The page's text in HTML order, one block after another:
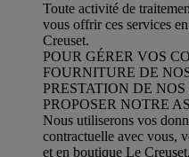
Toute activité de
vous offrir ces services
Creuset.
POUR GÉRER VOS
FOURNITURE DE
PRESTATION DE
PROPOSER NOTRE
Nous utiliserons vos
contractuelle avec vous,
et en boutique Le